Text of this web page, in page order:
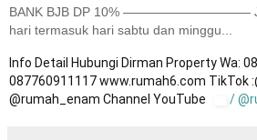
BANK BJB DP 10% ——————————
hari termasuk hari sabtu dan minggu...
Info Detail Hubungi Dirman Property Wa:
087760911117 www.rumah6.com TikTok
@rumah_enam Channel YouTube
/